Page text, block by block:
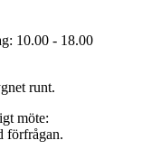
10.00 - 18.00
runt.
möte:
förfrågan.